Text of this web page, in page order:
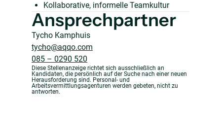
Kollaborative, informelle Teamkultur
Ansprechpartner
Tycho Kamphuis
tycho@aqqo.com
085 – 0290 520
Diese Stellenanzeige richtet sich ausschließlich an
Kandidaten, die persönlich auf der Suche nach einer neuen
Herausforderung sind. Personal- und
Arbeitsvermittlungsagenturen werden gebeten, nicht zu
antworten.